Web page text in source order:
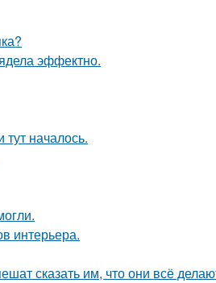
эффектно.
началось.
интерьера.
сказать им, что они всё